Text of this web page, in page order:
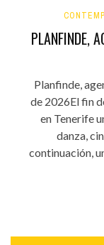
PLANFINDE,
Planfinde,
de 2026El fin
en Tenerife
danza,
continuación,